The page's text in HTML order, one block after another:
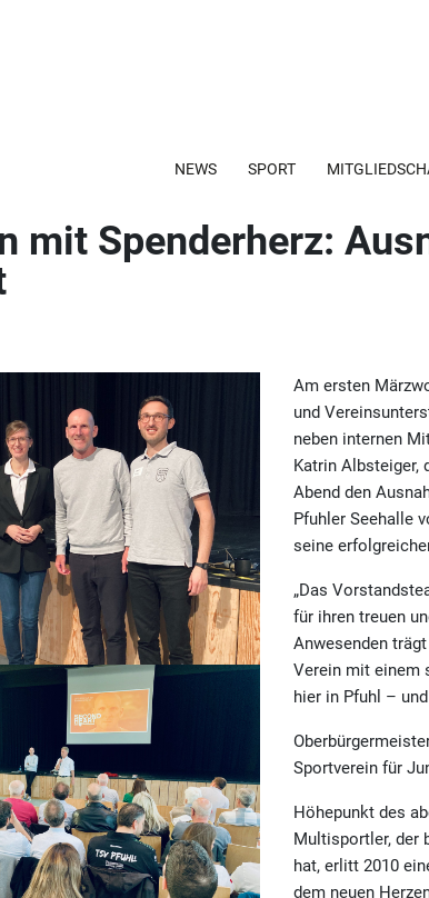
NEWS SPORT
mit Spenderherz:
Am ersten
und
neben internen
Katrin Albsteiger,
Abend den
Pfuhler Seehalle
seine
„Das
für ihren treuen
Anwesenden
Verein mit einem
hier in Pfuhl –
Sportverein für
Höhepunkt des
Multisportler, der
hat, erlitt 2010
dem neuen